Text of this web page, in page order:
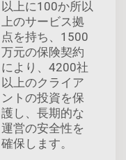
以上に100か所以
上のサービス拠
点を持ち、1500
万元の保険契約
により、4200社
以上のクライア
ントの投資を保
護し、長期的な
運営の安全性を
確保します。